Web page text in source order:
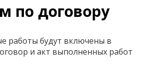
по договору
работы будут включены в
и акт выполненных работ